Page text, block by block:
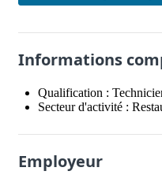
Informations
Qualification :
Secteur d'activité :
Employeur